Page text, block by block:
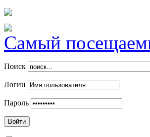
Самый
Поиск
Логин
Пароль
Войти